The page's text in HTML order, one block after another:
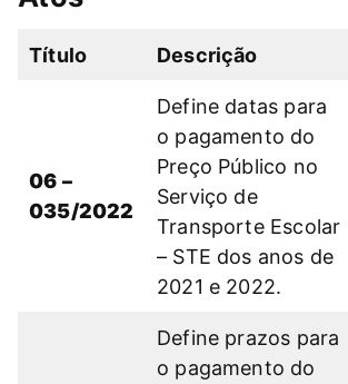
Título Descrição
06 –
035/2022
Define datas para
o pagamento do
Preço Público no
Serviço de
Transporte Escolar
– STE dos anos de
2021 e 2022.
Define prazos para
o pagamento do